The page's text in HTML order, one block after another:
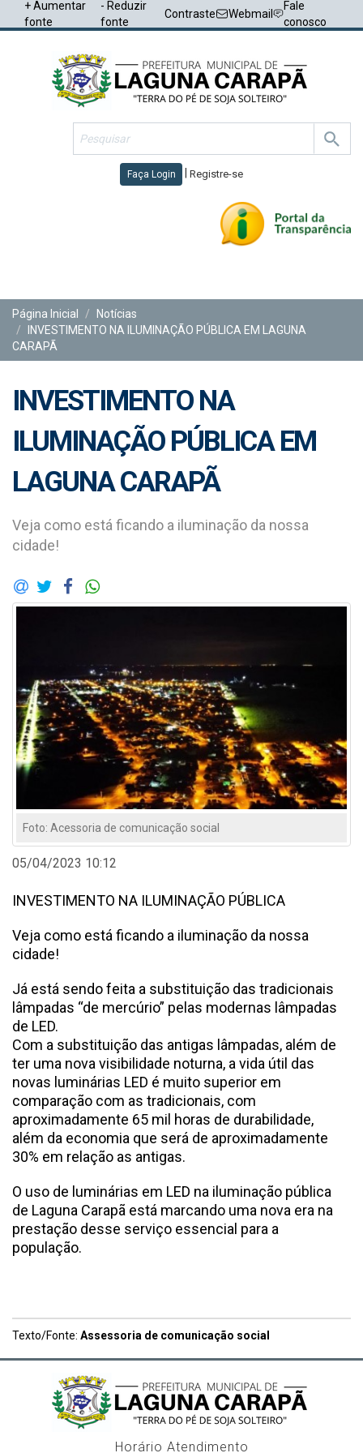
+ Aumentar
fonte
- Reduzir
fonte
Contraste Webmail
Fale
conosco
Faça Login Registre-se
Página Inicial
Notícias
INVESTIMENTO NA ILUMINAÇÃO PÚBLICA EM LAGUNA
CARAPÃ
INVESTIMENTO NA
ILUMINAÇÃO PÚBLICA EM
LAGUNA CARAPÃ
Veja como está ficando a iluminação da nossa
cidade!
Foto: Acessoria de comunicação social
05/04/2023 10:12
INVESTIMENTO NA ILUMINAÇÃO PÚBLICA
Veja como está ficando a iluminação da nossa
cidade!
Já está sendo feita a substituição das tradicionais
lâmpadas “de mercúrio” pelas modernas lâmpadas
de LED.
Com a substituição das antigas lâmpadas, além de
ter uma nova visibilidade noturna, a vida útil das
novas luminárias LED é muito superior em
comparação com as tradicionais, com
aproximadamente 65 mil horas de durabilidade,
além da economia que será de aproximadamente
30% em relação as antigas.
O uso de luminárias em LED na iluminação pública
de Laguna Carapã está marcando uma nova era na
prestação desse serviço essencial para a
população.
Texto/Fonte: Assessoria de comunicação social
Horário Atendimento